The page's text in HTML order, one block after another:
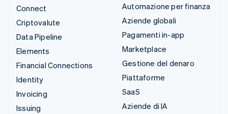
Connect
Criptovalute
Data Pipeline
Elements
Financial Connections
Identity
Invoicing
Issuing
Automazione per finanza
Aziende globali
Pagamenti in-app
Marketplace
Gestione del denaro
Piattaforme
SaaS
Aziende di IA